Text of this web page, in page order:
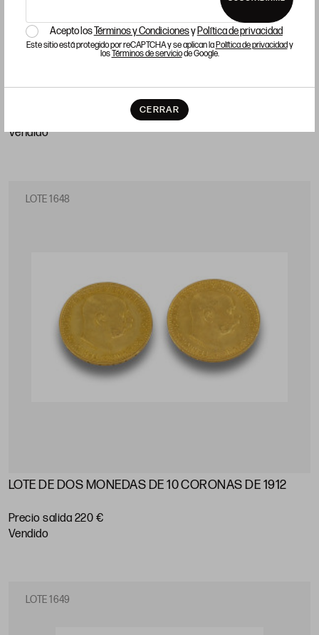
Acepto losTérminos y Condicionesy Política de privacidad
Este sitio está protegido por reCAPTCHA y se aplican laPolítica de privacidady
losTérminos de serviciode Google.
CERRAR
DOS MONEDAS DE VEINTE CORONAS AUSTRIACAS
vendido
LOTE 1648
LOTE DE DOS MONEDAS DE 10 CORONAS DE 1912
Precio salida 220 €
vendido
LOTE 1649